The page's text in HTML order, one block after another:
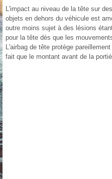
L'impact au niveau de la tête sur
objets en dehors du véhicule est
outre moins sujet à des lésions
pour la tête dès que les
L'airbag de tête protège
fait que le montant avant de la